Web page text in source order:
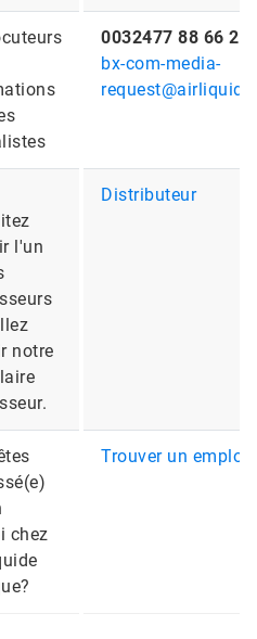
0032477 88 66 27
bx-com-media-
l'un
notre
Distributeur
chez
Trouver un emploi